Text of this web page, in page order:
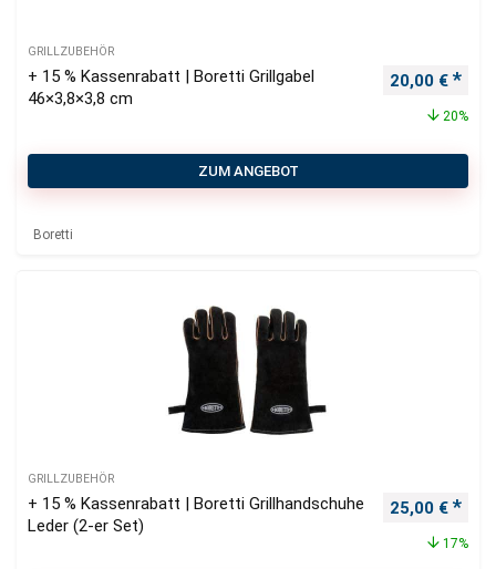
GRILLZUBEHÖR
+ 15 % Kassenrabatt | Boretti Grillgabel
46×3,8×3,8 cm
20,00 €
20%
ZUM ANGEBOT
Boretti
GRILLZUBEHÖR
+ 15 % Kassenrabatt | Boretti Grillhandschuhe
Leder (2-er Set)
25,00 €
17%